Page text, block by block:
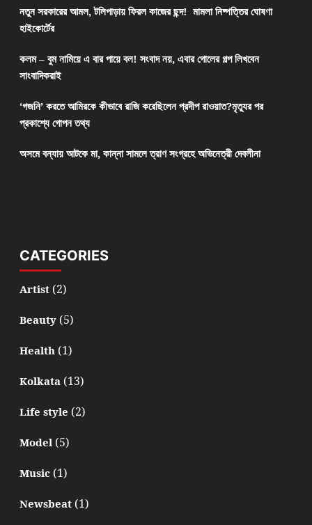
নতুন সরকারের আমল, টলিপাড়ায় ফিরল কাজের ছন্দ! মামলা নিষ্পত্তির ঘোষণা
হাইকোর্টের
কলম – বুম নামিয়ে এ বার পায়ে বল! সংবাদ নয়, এবার গোলের গল্প লিখবেন
সাংবাদিকরাই
‘গজনি’ করতে আমিরকে কীভাবে রাজি করেছিলেন প্রদীপ রাওয়াত?মৃত্যুর পর
প্রকাশ্যে গোপন তথ্য
অসমে বন্যায় আটকে মা, কান্না সামলে ত্রাণ সংগ্রহে অভিনেত্রী দেবলীনা
CATEGORIES
Artist(2)
Beauty(5)
Health(1)
Kolkata(13)
Life style (2)
Model(5)
Music(1)
Newsbeat(1)